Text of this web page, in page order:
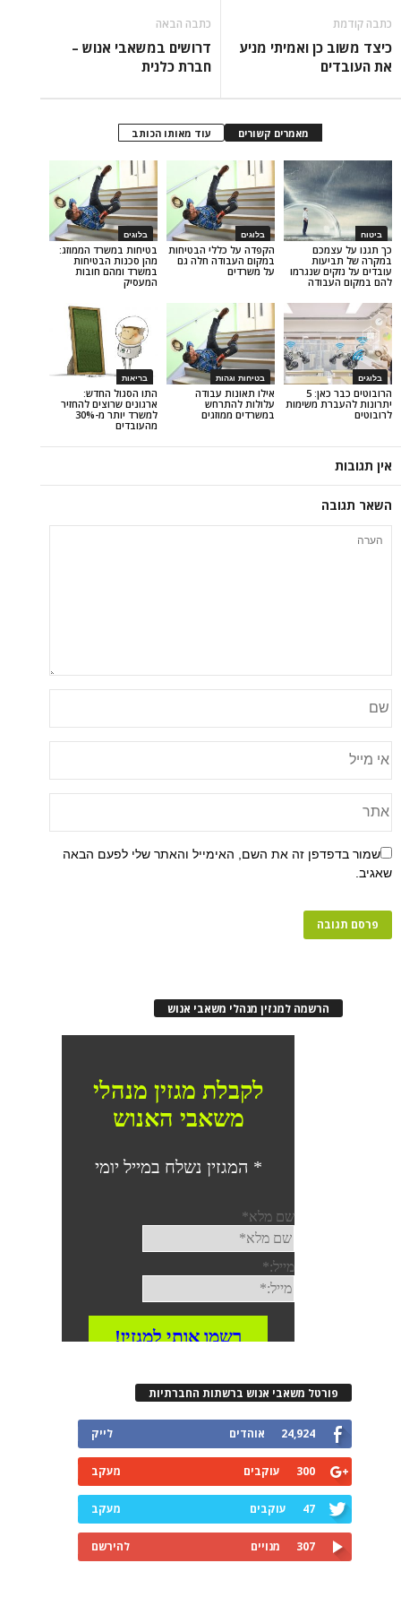
ואמיתי מניע
דרושים במשאבי אנוש –
עוד מאותו הכותב
בלוגים
בטיחות במשרד הממוזג:
מהן סכנות הבטיחות
במשרד ומהם חובות
בלוגים
הקפדה על כללי הבטיחות
במקום העבודה חלה גם
על משרדים
שנגרמו
בריאות
התו הסגול החדש:
ארגונים שרוצים להחזיר
למשרד יותר מ-30%
בטיחות וגהות
אילו תאונות עבודה
עלולות להתרחש
במשרדים ממוזגים
הרובוטים כבר כאן: 5
משימות
זה את השם, האימייל והאתר שלי לפעם הבאה
הרשמה למגזין מנהלי משאבי אנוש
משאבי אנוש ברשתות החברתיות
אוהדים
עוקבים
עוקבים
מנויים